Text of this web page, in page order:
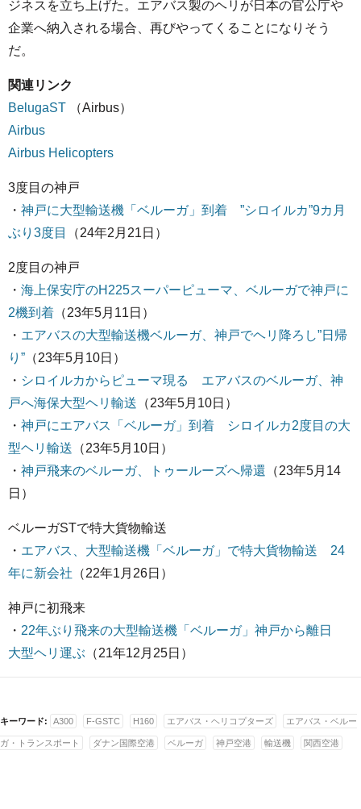
ジネスを立ち上げた。エアバス製のヘリが日本の官公庁や
企業へ納入される場合、再びやってくることになりそう
だ。
関連リンク
BelugaST
（Airbus）
Airbus
Airbus Helicopters
3度目の神戸
・ 神戸に大型輸送機「ベルーガ」到着 ”シロイルカ”9カ月
ぶり3度目
（24年2月21日）
2度目の神戸
・ 海上保安庁のH225スーパーピューマ、ベルーガで神戸に
2機到着 （23年5月11日）
・ エアバスの大型輸送機ベルーガ、神戸でヘリ降ろし”日帰
り” （23年5月10日）
・ シロイルカからピューマ現る エアバスのベルーガ、神
戸へ海保大型ヘリ輸送 （23年5月10日）
・ 神戸にエアバス「ベルーガ」到着 シロイルカ2度目の大
型ヘリ輸送 （23年5月10日）
・ 神戸飛来のベルーガ、トゥールーズへ帰還 （23年5月14
日）
ベルーガSTで特大貨物輸送
・ エアバス、大型輸送機「ベルーガ」で特大貨物輸送 24
年に新会社 （22年1月26日）
神戸に初飛来
・ 22年ぶり飛来の大型輸送機「ベルーガ」神戸から離日
大型ヘリ運ぶ （21年12月25日）
キーワード: A300 F-GSTC H160 エアバス・ヘリコプターズ エアバス・ベルー
ガ・トランスポート ダナン国際空港 ベルーガ 神戸空港 輸送機 関西空港